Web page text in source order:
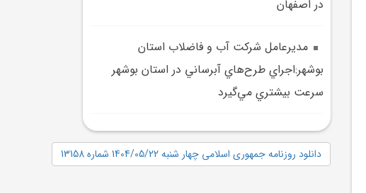
در اصفهان
مديرعامل شرکت آب و فاضلاب استان
بوشهر:اجراي طرح‌هاي آبرساني در استان بوشهر
سرعت بيشتري مي‌گيرد
دانلود روزنامه جمهوری اسلامی چهار شنبه 1404/05/22 شماره 13158